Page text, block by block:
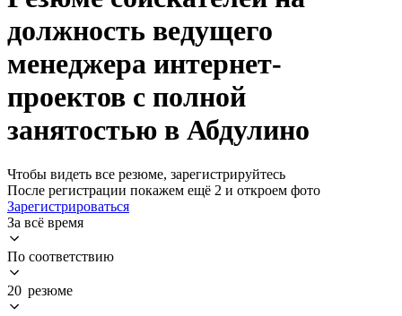
должность ведущего
менеджера интернет-
проектов с полной
занятостью в Абдулино
Чтобы видеть все резюме, зарегистрируйтесь
После регистрации покажем ещё 2 и откроем фото
Зарегистрироваться
За всё время
По соответствию
20 резюме